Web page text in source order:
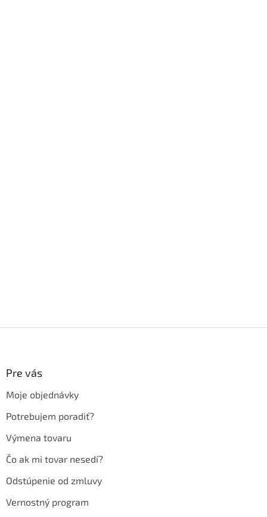
Pre vás
Moje objednávky
Potrebujem poradiť?
Výmena tovaru
Čo ak mi tovar nesedí?
Odstúpenie od zmluvy
Vernostný program